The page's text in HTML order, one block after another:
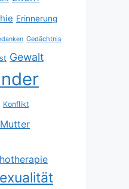
Erinnerung
Gedächtnis
Gewalt
Konflikt
Mutter